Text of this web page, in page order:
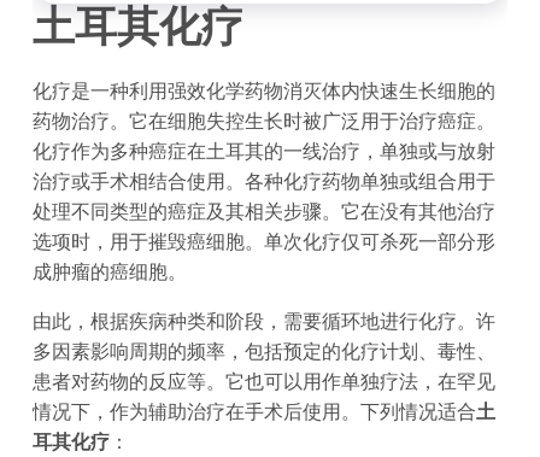
土耳其化疗
化疗是一种利用强效化学药物消灭体内快速生长细胞的
药物治疗。它在细胞失控生长时被广泛用于治疗癌症。
化疗作为多种癌症在土耳其的一线治疗，单独或与放射
治疗或手术相结合使用。各种化疗药物单独或组合用于
处理不同类型的癌症及其相关步骤。它在没有其他治疗
选项时，用于摧毁癌细胞。单次化疗仅可杀死一部分形
成肿瘤的癌细胞。
由此，根据疾病种类和阶段，需要循环地进行化疗。许
多因素影响周期的频率，包括预定的化疗计划、毒性、
患者对药物的反应等。它也可以用作单独疗法，在罕见
情况下，作为辅助治疗在手术后使用。下列情况适合土
耳其化疗：